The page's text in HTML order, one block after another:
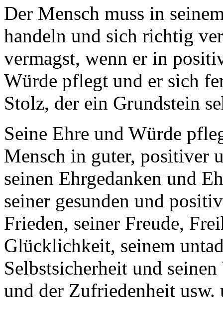
Der Mensch muss in
handeln und sich richtig
vermagst, wenn er in
Würde pflegt und er sich
Stolz, der ein Grundstein
Seine Ehre und Würde
Mensch in guter, positiver
seinen Ehrgedanken und
seiner gesunden und
Frieden, seiner Freude,
Glücklichkeit, seinem
Selbstsicherheit und
und der Zufriedenheit usw.